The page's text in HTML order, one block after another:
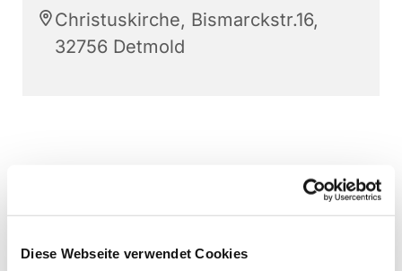
Diese Webseite verwendet Cookies
Christuskirche, Bismarckstr.16,
32756 Detmold